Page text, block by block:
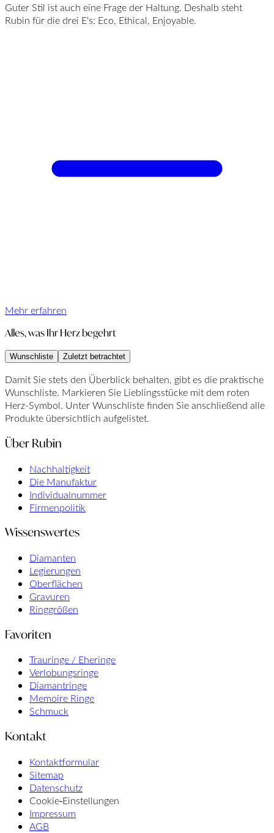
Guter Stil ist auch eine Frage der Haltung. Deshalb steht
Rubin für die drei E‘s: Eco, Ethical, Enjoyable.
Mehr erfahren
Alles, was Ihr Herz begehrt
Wunschliste Zuletzt betrachtet
Damit Sie stets den Überblick behalten, gibt es die praktische
Wunschliste. Markieren Sie Lieblingsstücke mit dem roten
Herz-Symbol. Unter Wunschliste finden Sie anschließend alle
Produkte übersichtlich aufgelistet.
Über Rubin
Nachhaltigkeit
Die Manufaktur
Individualnummer
Firmenpolitik
Wissenswertes
Diamanten
Legierungen
Oberflächen
Gravuren
Ringgrößen
Favoriten
Trauringe / Eheringe
Verlobungsringe
Diamantringe
Memoire Ringe
Schmuck
Kontakt
Kontaktformular
Sitemap
Datenschutz
Cookie‑Einstellungen
Impressum
AGB